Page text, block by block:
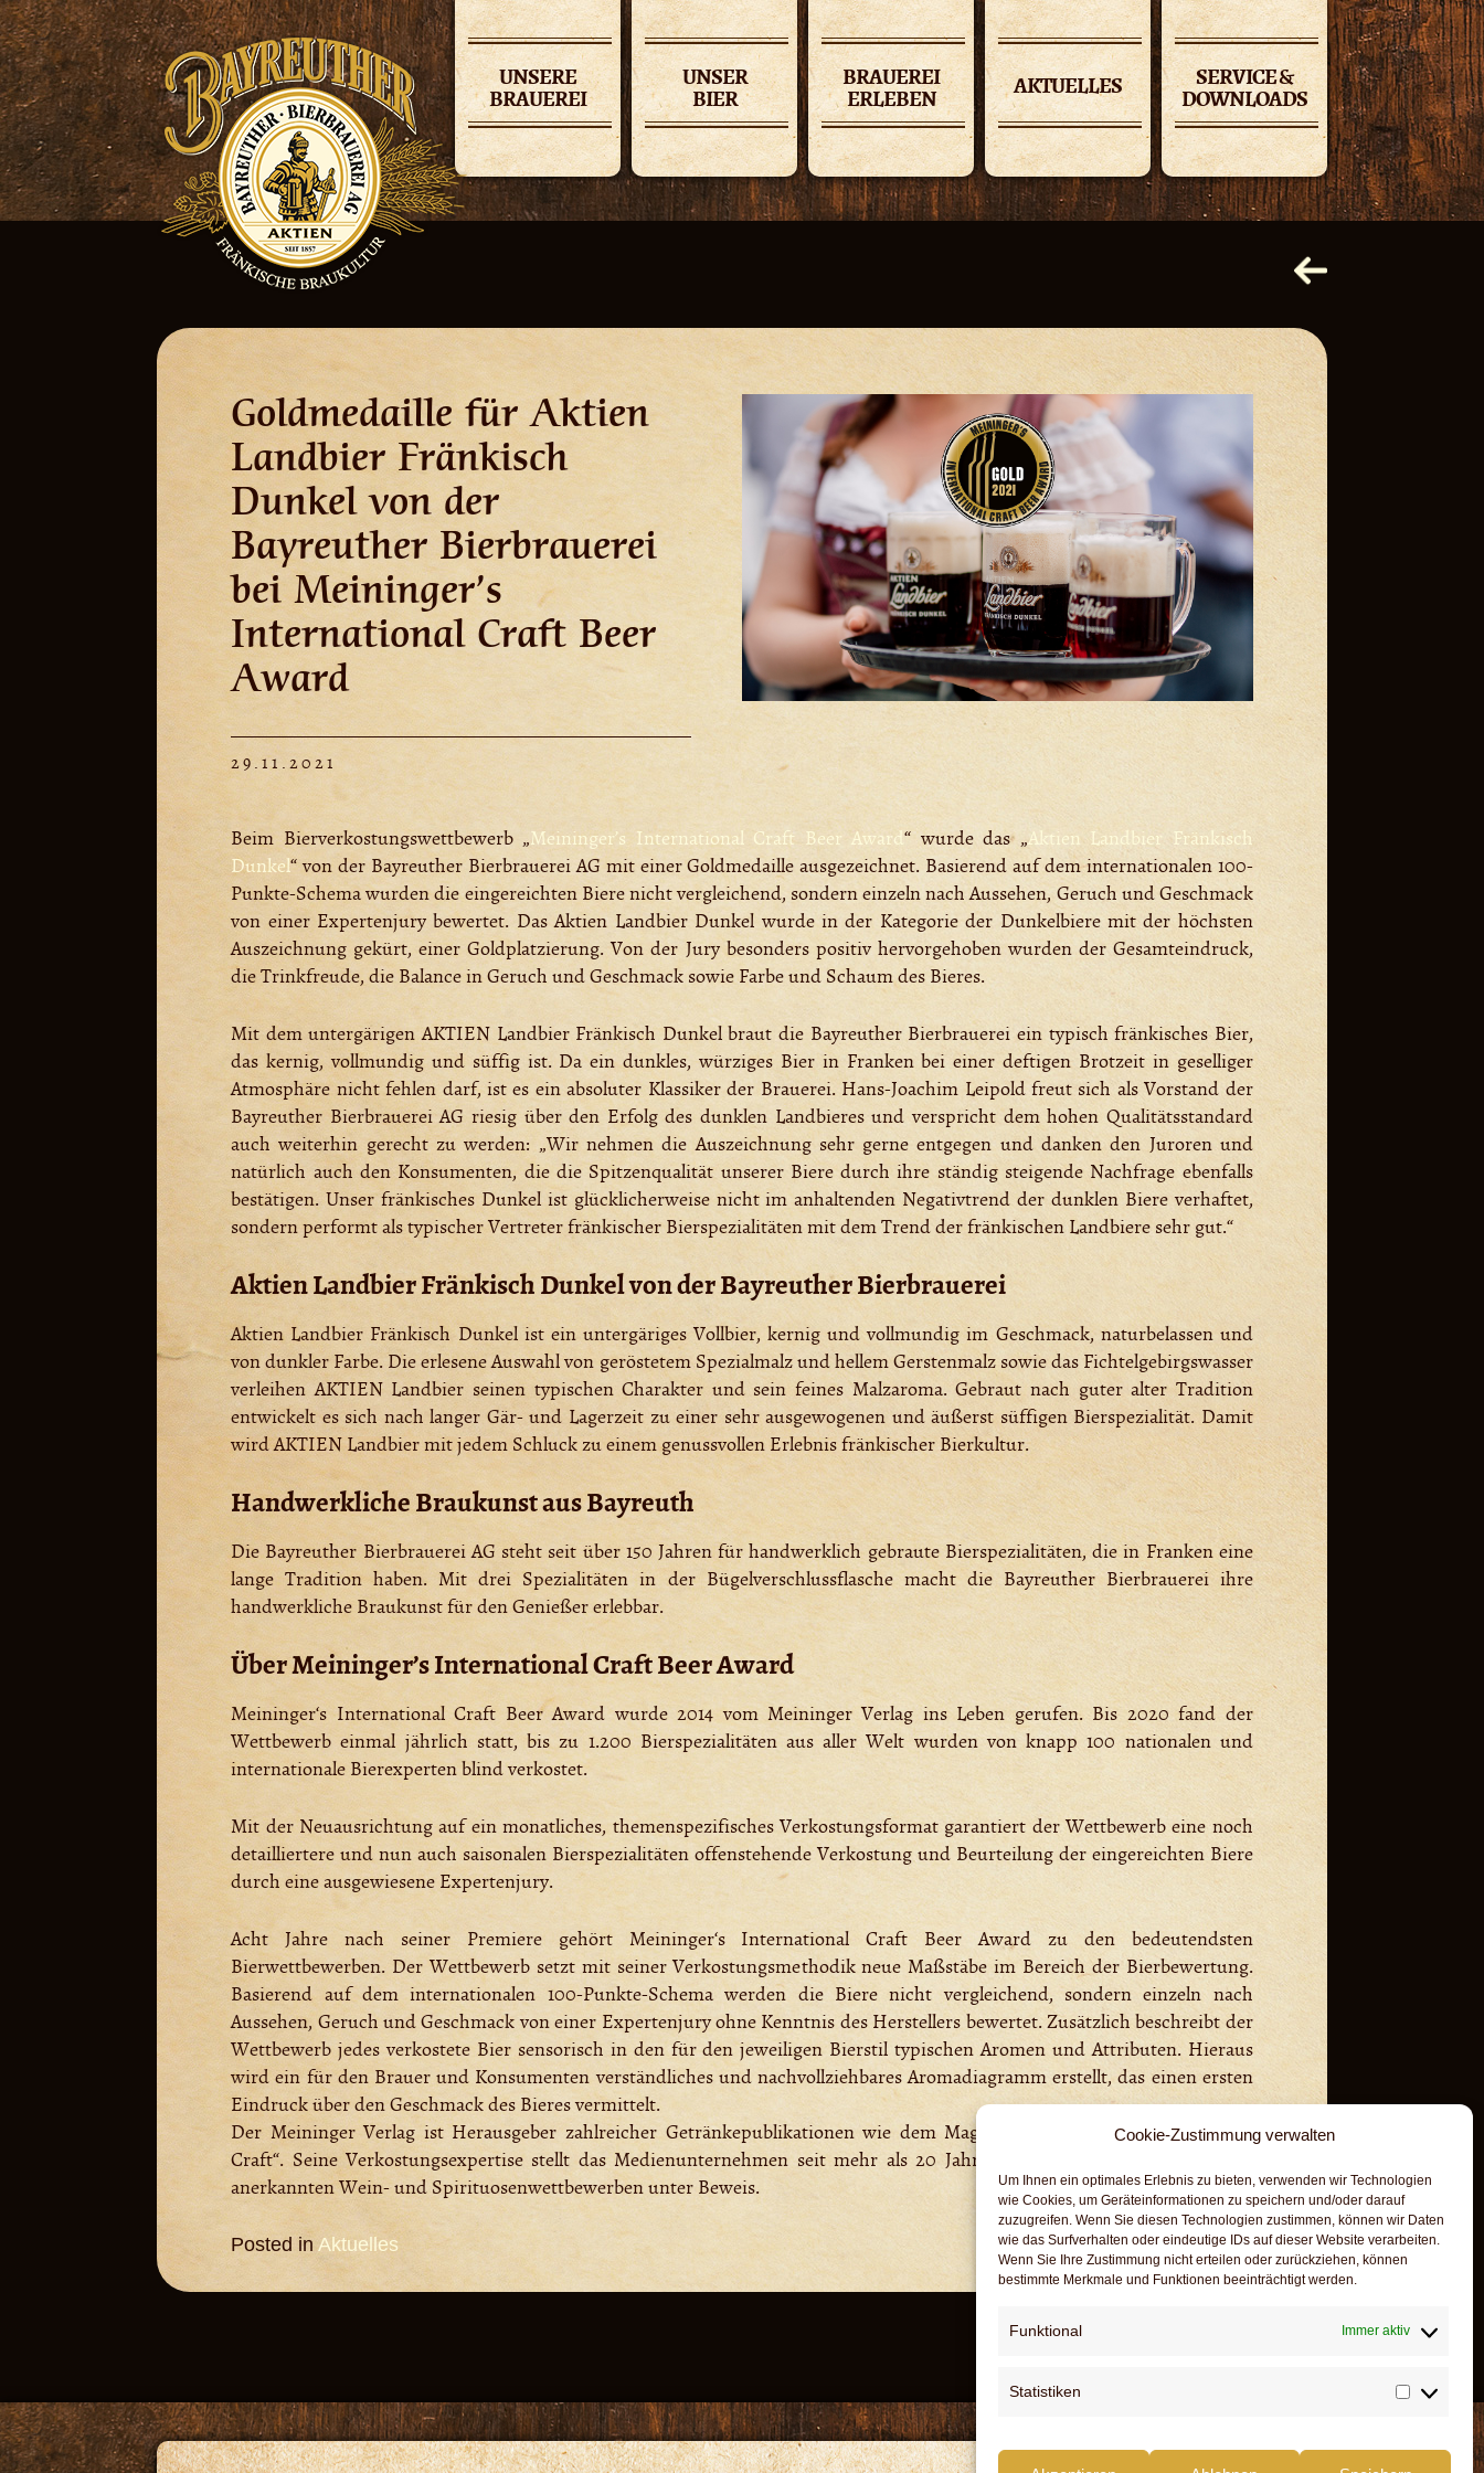
Cookie-Zustimmung verwalten
Um Ihnen ein optimales Erlebnis zu bieten, verwenden wir Technologien
wie Cookies, um Geräteinformationen zu speichern und/oder darauf
zuzugreifen. Wenn Sie diesen Technologien zustimmen, können wir Daten
wie das Surfverhalten oder eindeutige IDs auf dieser Website verarbeiten.
Wenn Sie Ihre Zustimmung nicht erteilen oder zurückziehen, können
bestimmte Merkmale und Funktionen beeinträchtigt werden.
Funktional Immer aktiv
Statistiken
Skip
to
content
UNSERE
BRAUEREI
UNSER
BIER
BRAUEREI
ERLEBEN AKTUELLES SERVICE &
DOWNLOADS
Goldmedaille für Aktien
Landbier Fränkisch
Dunkel von der
Bayreuther Bierbrauerei
bei Meininger’s
International Craft Beer
Award
29.11.2021
Beim Bierverkostungswettbewerb „Meininger’s International Craft Beer Award“ wurde das „Aktien Landbier Fränkisch
Dunkel“ von der Bayreuther Bierbrauerei AG mit einer Goldmedaille ausgezeichnet. Basierend auf dem internationalen 100-
Punkte-Schema wurden die eingereichten Biere nicht vergleichend, sondern einzeln nach Aussehen, Geruch und Geschmack
von einer Expertenjury bewertet. Das Aktien Landbier Dunkel wurde in der Kategorie der Dunkelbiere mit der höchsten
Auszeichnung gekürt, einer Goldplatzierung. Von der Jury besonders positiv hervorgehoben wurden der Gesamteindruck,
die Trinkfreude, die Balance in Geruch und Geschmack sowie Farbe und Schaum des Bieres.
Mit dem untergärigen AKTIEN Landbier Fränkisch Dunkel braut die Bayreuther Bierbrauerei ein typisch fränkisches Bier,
das kernig, vollmundig und süffig ist. Da ein dunkles, würziges Bier in Franken bei einer deftigen Brotzeit in geselliger
Atmosphäre nicht fehlen darf, ist es ein absoluter Klassiker der Brauerei. Hans-Joachim Leipold freut sich als Vorstand der
Bayreuther Bierbrauerei AG riesig über den Erfolg des dunklen Landbieres und verspricht dem hohen Qualitätsstandard
auch weiterhin gerecht zu werden: „Wir nehmen die Auszeichnung sehr gerne entgegen und danken den Juroren und
natürlich auch den Konsumenten, die die Spitzenqualität unserer Biere durch ihre ständig steigende Nachfrage ebenfalls
bestätigen. Unser fränkisches Dunkel ist glücklicherweise nicht im anhaltenden Negativtrend der dunklen Biere verhaftet,
sondern performt als typischer Vertreter fränkischer Bierspezialitäten mit dem Trend der fränkischen Landbiere sehr gut.“
Aktien Landbier Fränkisch Dunkel von der Bayreuther Bierbrauerei
Aktien Landbier Fränkisch Dunkel ist ein untergäriges Vollbier, kernig und vollmundig im Geschmack, naturbelassen und
von dunkler Farbe. Die erlesene Auswahl von geröstetem Spezialmalz und hellem Gerstenmalz sowie das Fichtelgebirgswasser
verleihen AKTIEN Landbier seinen typischen Charakter und sein feines Malzaroma. Gebraut nach guter alter Tradition
entwickelt es sich nach langer Gär- und Lagerzeit zu einer sehr ausgewogenen und äußerst süffigen Bierspezialität. Damit
wird AKTIEN Landbier mit jedem Schluck zu einem genussvollen Erlebnis fränkischer Bierkultur.
Handwerkliche Braukunst aus Bayreuth
Die Bayreuther Bierbrauerei AG steht seit über 150 Jahren für handwerklich gebraute Bierspezialitäten, die in Franken eine
lange Tradition haben. Mit drei Spezialitäten in der Bügelverschlussflasche macht die Bayreuther Bierbrauerei ihre
handwerkliche Braukunst für den Genießer erlebbar.
Über Meininger’s International Craft Beer Award
Meininger‘s International Craft Beer Award wurde 2014 vom Meininger Verlag ins Leben gerufen. Bis 2020 fand der
Wettbewerb einmal jährlich statt, bis zu 1.200 Bierspezialitäten aus aller Welt wurden von knapp 100 nationalen und
internationale Bierexperten blind verkostet.
Mit der Neuausrichtung auf ein monatliches, themenspezifisches Verkostungsformat garantiert der Wettbewerb eine noch
detailliertere und nun auch saisonalen Bierspezialitäten offenstehende Verkostung und Beurteilung der eingereichten Biere
durch eine ausgewiesene Expertenjury.
Acht Jahre nach seiner Premiere gehört Meininger‘s International Craft Beer Award zu den bedeutendsten
Bierwettbewerben. Der Wettbewerb setzt mit seiner Verkostungsmethodik neue Maßstäbe im Bereich der Bierbewertung.
Basierend auf dem internationalen 100-Punkte-Schema werden die Biere nicht vergleichend, sondern einzeln nach
Aussehen, Geruch und Geschmack von einer Expertenjury ohne Kenntnis des Herstellers bewertet. Zusätzlich beschreibt der
Wettbewerb jedes verkostete Bier sensorisch in den für den jeweiligen Bierstil typischen Aromen und Attributen. Hieraus
wird ein für den Brauer und Konsumenten verständliches und nachvollziehbares Aromadiagramm erstellt, das einen ersten
Eindruck über den Geschmack des Bieres vermittelt.
Der Meininger Verlag ist Herausgeber zahlreicher Getränkepublikationen wie dem Magazin für Bierkultur „Meininger‘s
Craft“. Seine Verkostungsexpertise stellt das Medienunternehmen seit mehr als 20 Jahren mit zahlreichen international
anerkannten Wein- und Spirituosenwettbewerben unter Beweis.
Posted inAktuelles